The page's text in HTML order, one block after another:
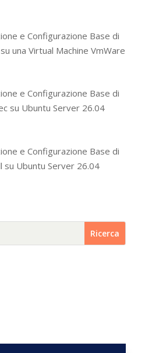
e Configurazione Base di
una Virtual Machine VmWare
e Configurazione Base di
su Ubuntu Server 26.04
e Configurazione Base di
su Ubuntu Server 26.04